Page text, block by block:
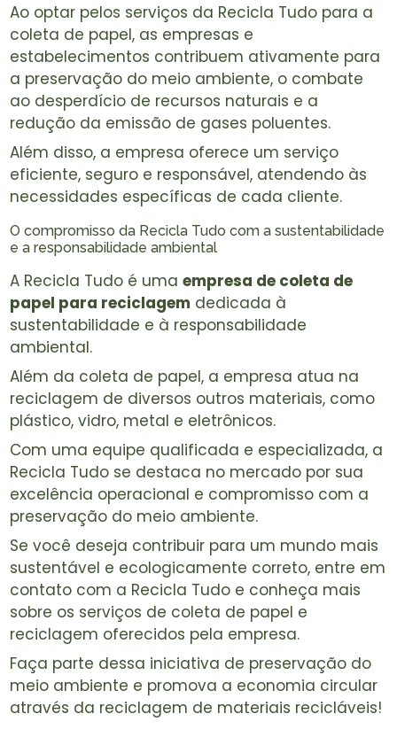
Ao optar pelos serviços da Recicla Tudo para a
coleta de papel, as empresas e
estabelecimentos contribuem ativamente para
a preservação do meio ambiente, o combate
ao desperdício de recursos naturais e a
redução da emissão de gases poluentes.
Além disso, a empresa oferece um serviço
eficiente, seguro e responsável, atendendo às
necessidades específicas de cada cliente.
O compromisso da Recicla Tudo com a sustentabilidade
e a responsabilidade ambiental
A Recicla Tudo é umaempresa de coleta de
papel para reciclagem dedicada à
sustentabilidade e à responsabilidade
ambiental.
Além da coleta de papel, a empresa atua na
reciclagem de diversos outros materiais, como
plástico, vidro, metal e eletrônicos.
Com uma equipe qualificada e especializada, a
Recicla Tudo se destaca no mercado por sua
excelência operacional e compromisso com a
preservação do meio ambiente.
Se você deseja contribuir para um mundo mais
sustentável e ecologicamente correto, entre em
contato com a Recicla Tudo e conheça mais
sobre os serviços de coleta de papel e
reciclagem oferecidos pela empresa.
Faça parte dessa iniciativa de preservação do
meio ambiente e promova a economia circular
através da reciclagem de materiais recicláveis!